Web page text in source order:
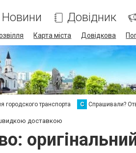
Новини Довідник
Карта міста Довідкова
городского транспорта С Спрашивали?
доставкою